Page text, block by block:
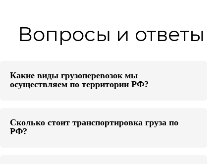
Вопросы и ответы
Какие виды грузоперевозок мы
осуществляем по территории РФ?
Сколько стоит транспортировка груза по
РФ?